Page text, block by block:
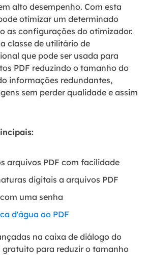
alto desempenho. Com esta
otimizar um determinado
as configurações do otimizador.
classe de utilitário de
que pode ser usada para
PDF reduzindo o tamanho do
informações redundantes,
sem perder qualidade e assim
arquivos PDF com facilidade
digitais a arquivos PDF
uma senha
d'água ao PDF
na caixa de diálogo do
gratuito para reduzir o tamanho